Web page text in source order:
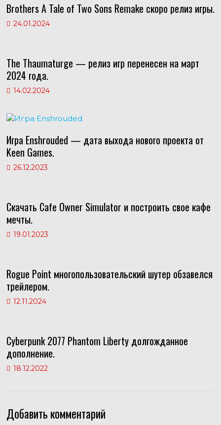
s
ni
p
Brothers A Tale of Two Sons Remake скоро релиз игры.
24.01.2024
The Thaumaturge — релиз игр перенесен на март
2024 года.
14.02.2024
Игра Enshrouded — дата выхода нового проекта от
Keen Games.
26.12.2023
Скачать Cafe Owner Simulator и построить свое кафе
мечты.
19.01.2023
Rogue Point многопользовательский шутер обзавелся
трейлером.
12.11.2024
Cyberpunk 2077 Phantom Liberty долгожданное
дополнение.
18.12.2022
Добавить комментарий